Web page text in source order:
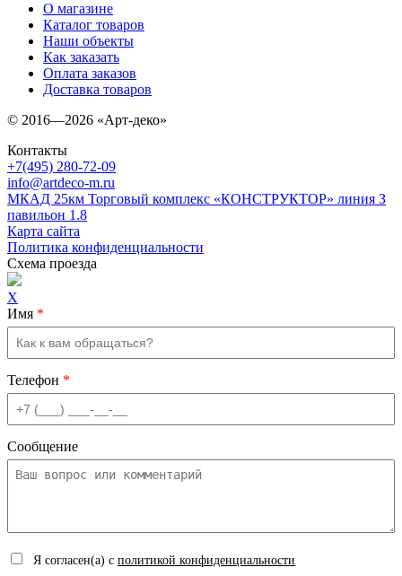
О магазине
Каталог товаров
Наши объекты
Как заказать
Оплата заказов
Доставка товаров
© 2016—2026 «Арт-деко»
Контакты
+7(495) 280-72-09
info@artdeco-m.ru
МКАД 25км Торговый комплекс «КОНСТРУКТОР» линия З
павильон 1.8
Карта сайта
Политика конфиденциальности
Схема проезда
X
Имя *
Телефон *
Сообщение
Я согласен(а) с политикой конфиденциальности